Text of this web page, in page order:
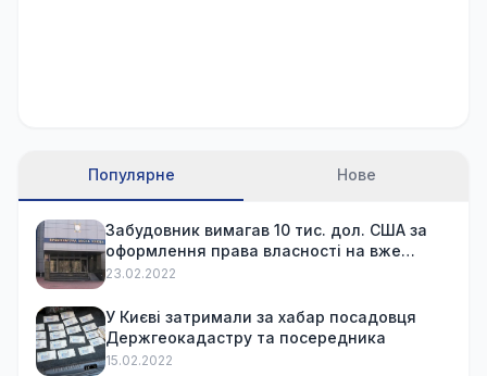
Популярне Нове
Забудовник вимагав 10 тис. дол. США за
оформлення права власності на вже
куплену квартиру
23.02.2022
У Києві затримали за хабар посадовця
Держгеокадастру та посередника
15.02.2022